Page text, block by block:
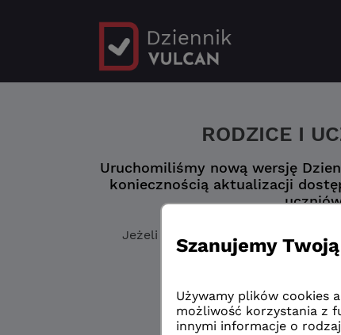
RODZICE I
Uruchomiliśmy nową wersję
koniecznością aktualizacji
Jeżeli jeszcze nie masz
„Logowanie
Logowanie